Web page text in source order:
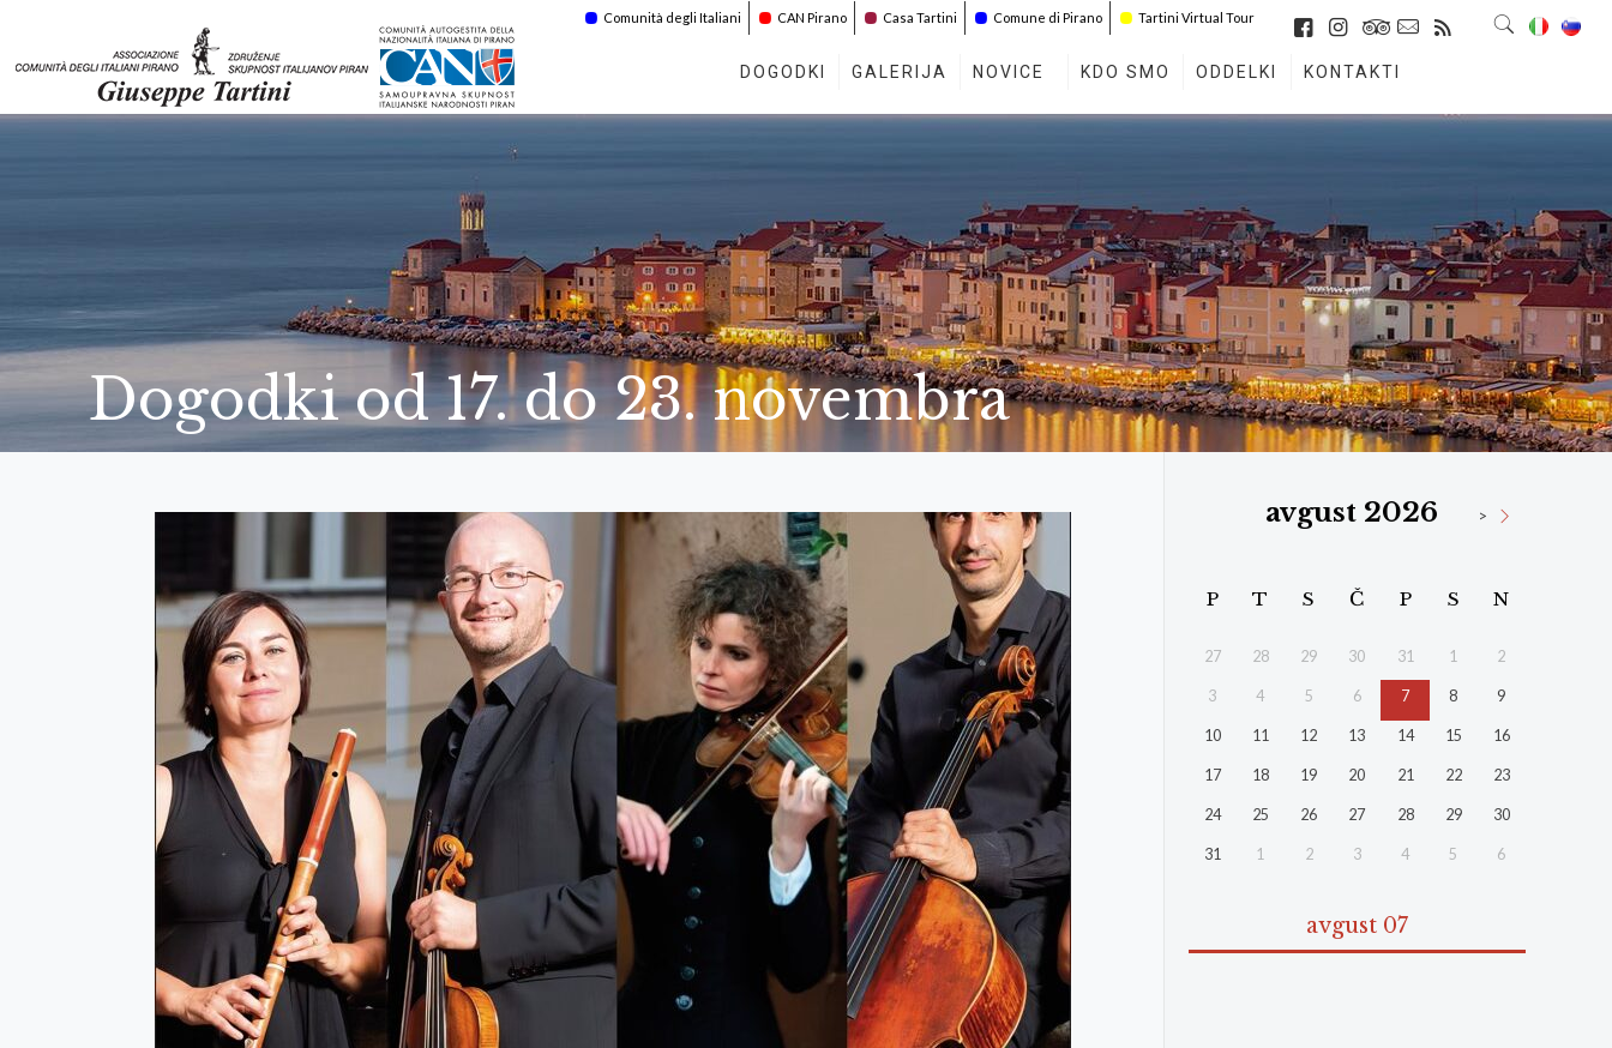
Comunità degli Italiani CAN Pirano Casa Tartini Comune di Pirano Tartini Virtual Tour
DOGODKI GALERIJA NOVICE KDO SMO ODDELKI KONTAKTI
Dogodki od 17. do 23. novembra
avgust 2026 >
P T S Č P S N
27 28 29 30 31 1 2
3 4 5 6 7 8 9
10 11 12 13 14 15 16
17 18 19 20 21 22 23
24 25 26 27 28 29 30
31 1 2 3 4 5 6
avgust 07